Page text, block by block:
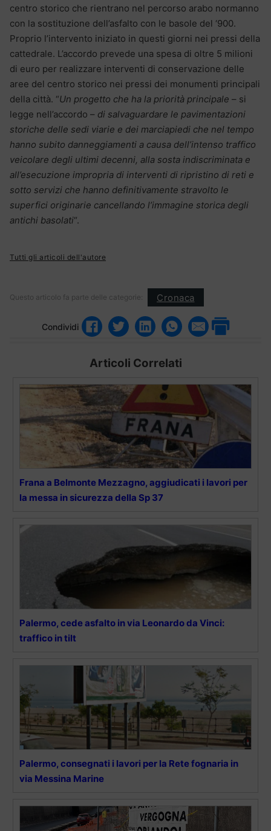
centro storico che rientrano nel percorso arabo normanno
con la sostituzione dell’asfalto con le basole del ‘900.
Proprio l’intervento iniziato in questi giorni nei pressi della
cattedrale. L’accordo prevede una spesa di oltre 5 milioni
di euro per realizzare interventi di conservazione delle
aree del centro storico nei pressi dei monumenti principali
della città. “Un progetto che ha la priorità principale – si
legge nell’accordo – di salvaguardare le pavimentazioni
storiche delle sedi viarie e dei marciapiedi che nel tempo
hanno subito danneggiamenti a causa dell’intenso traffico
veicolare degli ultimi decenni, alla sosta indiscriminata e
all’esecuzione impropria di interventi di ripristino di reti e
sotto servizi che hanno definitivamente stravolto le
superfici originarie cancellando l’immagine storica degli
antichi basolati“.
Tutti gli articoli dell'autore
Questo articolo fa parte delle categorie: Cronaca
Condividi
Articoli Correlati
Frana a Belmonte Mezzagno, aggiudicati i lavori per
la messa in sicurezza della Sp 37
Palermo, cede asfalto in via Leonardo da Vinci:
traffico in tilt
Palermo, consegnati i lavori per la Rete fognaria in
via Messina Marine